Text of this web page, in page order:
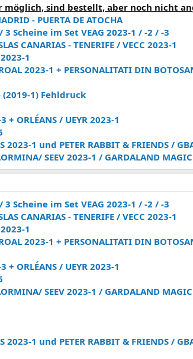
möglich, sind bestellt, aber noch nicht
- PUERTA DE ATOCHA
3 Scheine im Set VEAG 2023-1 / -2 / -3
CANARIAS - TENERIFE / VECC 2023-1
1
2023-1 + PERSONALITATI DIN
(2019-1) Fehldruck
ORLÉANS / UEYR 2023-1
1 und PETER RABBIT & FRIENDS /
SEEV 2023-1 / GARDALAND MAGIC
3 Scheine im Set VEAG 2023-1 / -2 / -3
CANARIAS - TENERIFE / VECC 2023-1
1
2023-1 + PERSONALITATI DIN
ORLÉANS / UEYR 2023-1
SEEV 2023-1 / GARDALAND MAGIC
1 und PETER RABBIT & FRIENDS /